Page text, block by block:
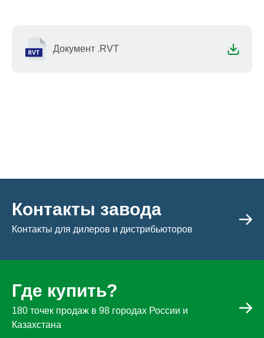
Документ .RVT
Контакты завода
Контакты для дилеров и дистрибьюторов
Где купить?
180 точек продаж в 98 городах России и
Казахстана